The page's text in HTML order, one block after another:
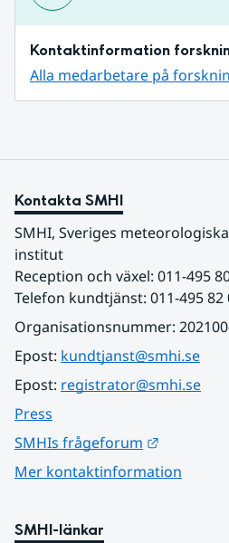
Kontaktinformation
Alla medarbetare på
Kontakta SMHI
SMHI, Sveriges
institut
Reception och växel: 011-495
Telefon kundtjänst: 011-495 82
Organisationsnummer:
Epost: kundtjanst@smhi.se
Epost: registrator@smhi.se
Press
SMHIs frågeforum
Mer kontaktinformation
SMHI-länkar